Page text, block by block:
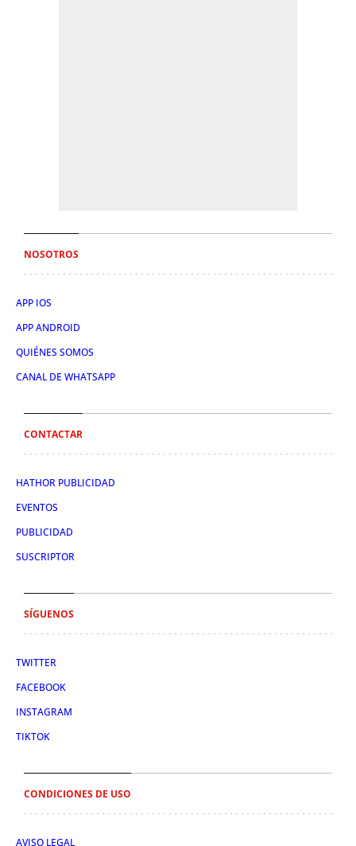
NOSOTROS
APP IOS
APP ANDROID
QUIÉNES SOMOS
CANAL DE WHATSAPP
CONTACTAR
HATHOR PUBLICIDAD
EVENTOS
PUBLICIDAD
SUSCRIPTOR
SÍGUENOS
TWITTER
FACEBOOK
INSTAGRAM
TIKTOK
CONDICIONES DE USO
AVISO LEGAL